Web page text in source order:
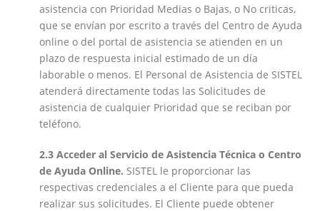
asistencia con Prioridad Medias o Bajas, o No criticas,
que se envían por escrito a través del Centro de Ayuda
online o del portal de asistencia se atienden en un
plazo de respuesta inicial estimado de un día
laborable o menos. El Personal de Asistencia de SISTEL
atenderá directamente todas las Solicitudes de
asistencia de cualquier Prioridad que se reciban por
teléfono.
2.3 Acceder al Servicio de Asistencia Técnica o Centro
de Ayuda Online. SISTEL le proporcionar las
respectivas credenciales a el Cliente para que pueda
realizar sus solicitudes. El Cliente puede obtener